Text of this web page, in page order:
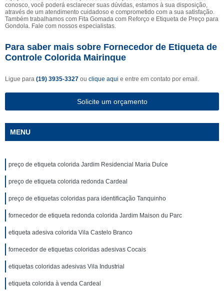
conosco, você poderá esclarecer suas dúvidas, estamos à sua disposição,
através de um atendimento cuidadoso e comprometido com a sua satisfação.
Também trabalhamos com Fita Gomada com Reforço e Etiqueta de Preço para
Gondola. Fale com nossos especialistas.
Para saber mais sobre Fornecedor de Etiqueta de
Controle Colorida Mairinque
Ligue para (19) 3935-3327 ou clique aqui e entre em contato por email.
Solicite um orçamento
MENU
preço de etiqueta colorida Jardim Residencial Maria Dulce
preço de etiqueta colorida redonda Cardeal
preço de etiquetas coloridas para identificação Tanquinho
fornecedor de etiqueta redonda colorida Jardim Maison du Parc
etiqueta adesiva colorida Vila Castelo Branco
fornecedor de etiquetas coloridas adesivas Cocais
etiquetas coloridas adesivas Vila Industrial
etiqueta colorida à venda Cardeal